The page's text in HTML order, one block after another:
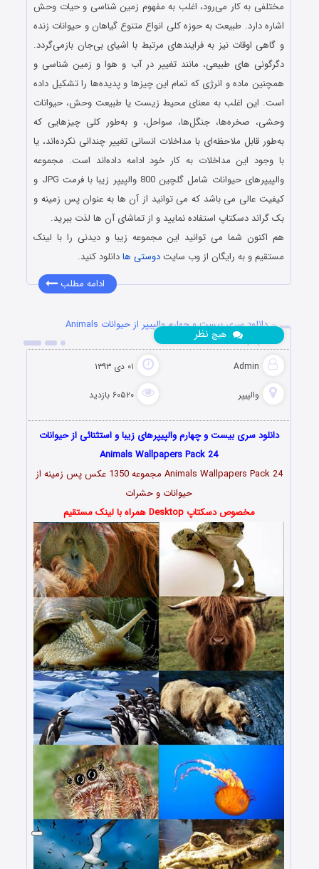
مختلفی به کار می‌رود، اغلب به مفهوم زمین‌ شناسی و حیات وحش
اشاره دارد. طبیعت به حوزه کلی انواع متنوع گیاهان و حیوانات زنده
و گاهی اوقات نیز به فرایندهای مرتبط با اشیای بی‌جان بازمی‌گردد.
دگرگونی‌ های طبیعی، مانند تغییر در آب‌ و هوا و زمین‌ شناسی و
همچنین ماده و انرژی که تمام این چیزها و پدیده‌ها را تشکیل داده‌
است. این اغلب به معنای محیط زیست یا طبیعت وحش، حیوانات
وحشی، صخره‌ها، جنگل‌ها، سواحل، و به‌طور کلی چیزهایی که
به‌طور قابل ملاحظه‌ای با مداخلات انسانی تغییر چندانی نکرده‌اند، یا
با وجود این مداخلات به کار خود ادامه داده‌اند است. مجموعه
والپیپرهای حیوانات شامل گلچین 800 والپیپر زیبا با فرمت JPG و
کیفیت عالی می باشد که می توانید از آن ها به عنوان پس زمینه و
بک گراند دسکتاپ استفاده نمایید و از تماشای آن ها لذت ببرید.
هم اکنون شما می توانید این مجموعه زیبا و دیدنی را با لینک
مستقیم و به رایگان از وب سایتدوستی هادانلود کنید.
ادامه مطلب
دانلود سری بیست و چهارم والپیپر از حیوانات Animals
Wallpapers
Admin ۰۱ دی ۱۳۹۳
والپیپر ۶۰۵۲۰ بازدید
هیچ نظر
دانلود سری بیست و چهارم والپیپرهای زیبا و استثنائی از حیوانات
Animals Wallpapers Pack 24
Animals Wallpapers Pack 24 مجموعه 1350 عکس پس زمینه از
حیوانات و حشرات
مخصوص دسکتاپ Desktop همراه با لینک مستقیم